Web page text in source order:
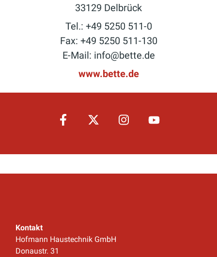
33129 Delbrück
Tel.: +49 5250 511-0
Fax: +49 5250 511-130
E-Mail: info@bette.de
www.bette.de
Kontakt
Hofmann Haustechnik GmbH
Donaustr. 31